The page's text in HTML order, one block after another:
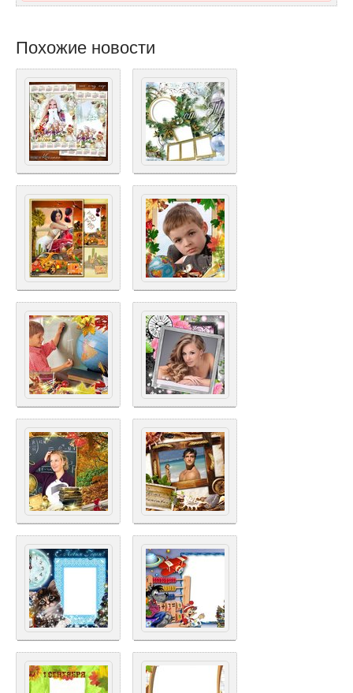
Похожие новости